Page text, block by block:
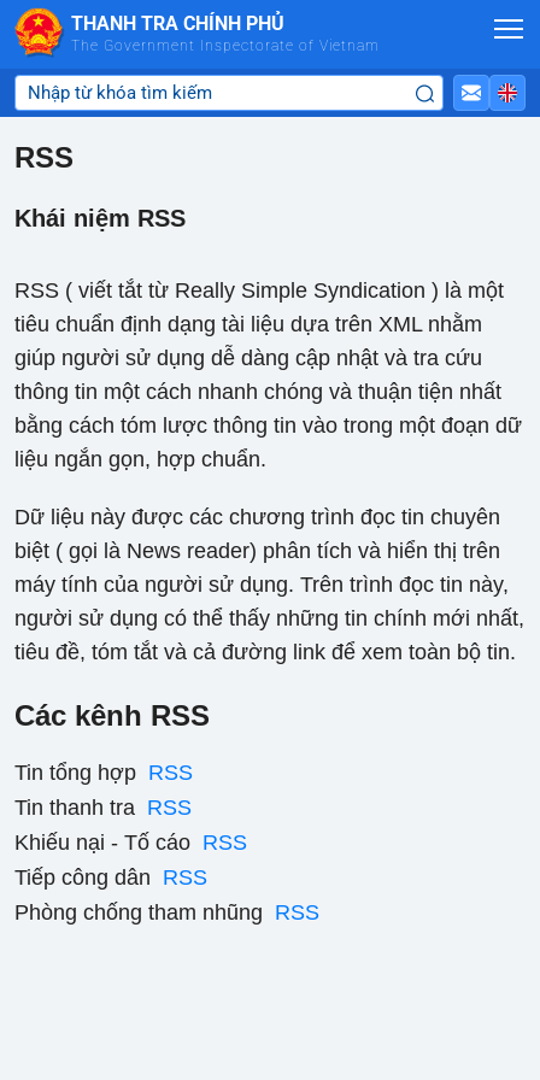
Skip to Main Content
THANH TRA CHÍNH PHỦ
The Government Inspectorate of Vietnam
RSS
Khái niệm RSS
RSS ( viết tắt từ Really Simple Syndication ) là một
tiêu chuẩn định dạng tài liệu dựa trên XML nhằm
giúp người sử dụng dễ dàng cập nhật và tra cứu
thông tin một cách nhanh chóng và thuận tiện nhất
bằng cách tóm lược thông tin vào trong một đoạn dữ
liệu ngắn gọn, hợp chuẩn.
Dữ liệu này được các chương trình đọc tin chuyên
biệt ( gọi là News reader) phân tích và hiển thị trên
máy tính của người sử dụng. Trên trình đọc tin này,
người sử dụng có thể thấy những tin chính mới nhất,
tiêu đề, tóm tắt và cả đường link để xem toàn bộ tin.
Các kênh RSS
Tin tổng hợp RSS
Tin thanh tra RSS
Khiếu nại - Tố cáo RSS
Tiếp công dân RSS
Phòng chống tham nhũng RSS